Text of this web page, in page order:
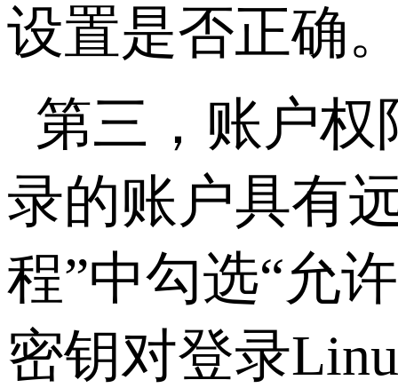
设置是否正确
第三，账户
录的账户具有
程”中勾选“允
密钥对登录